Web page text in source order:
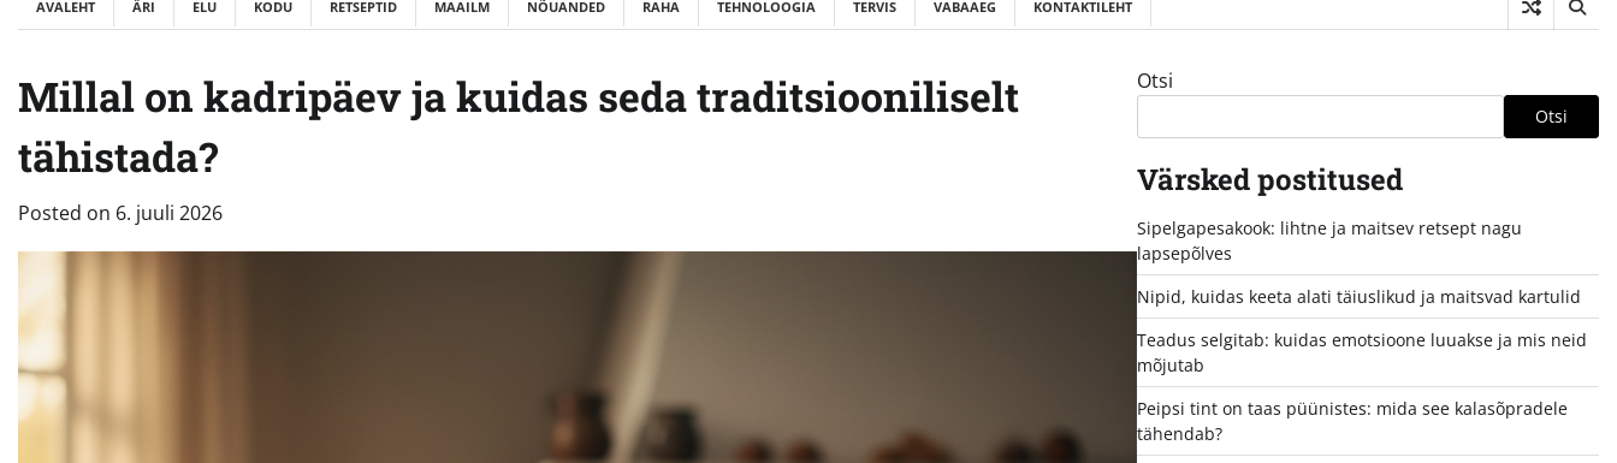
AVALEHT ÄRI ELU KODU RETSEPTID MAAILM NÕUANDED RAHA TEHNOLOOGIA TERVIS VABAAEG KONTAKTILEHT
Millal on kadripäev ja kuidas seda traditsiooniliselt
tähistada?
Posted on 6. juuli 2026
Otsi
Otsi
Värsked postitused
Sipelgapesakook: lihtne ja maitsev retsept nagu
lapsepõlves
Nipid, kuidas keeta alati täiuslikud ja maitsvad kartulid
Teadus selgitab: kuidas emotsioone luuakse ja mis neid
mõjutab
Peipsi tint on taas püünistes: mida see kalasõpradele
tähendab?